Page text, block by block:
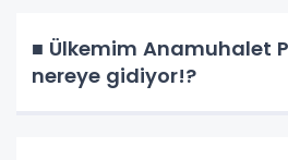
■ Ülkemim Anamuhalet
nereye gidiyor!?